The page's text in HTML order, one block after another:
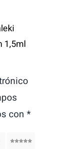
1,5ml
con *
5